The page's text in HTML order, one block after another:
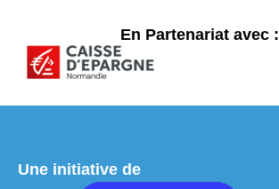
En Partenariat avec :
Une initiative de